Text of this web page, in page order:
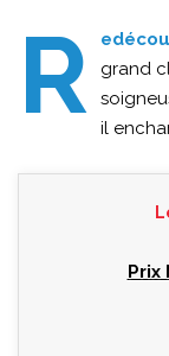
R
grand
il
Prix